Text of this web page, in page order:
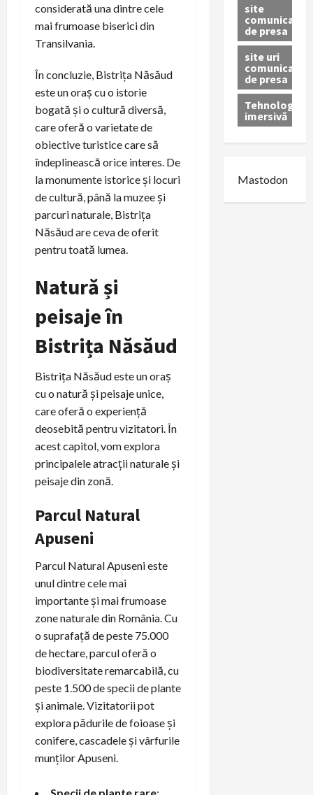
considerată una dintre cele
mai frumoase biserici din
Transilvania.
În concluzie, Bistrița Năsăud
este un oraș cu o istorie
bogată și o cultură diversă,
care oferă o varietate de
obiective turistice care să
îndeplinească orice interes. De
la monumente istorice și locuri
de cultură, până la muzee și
parcuri naturale, Bistrița
Năsăud are ceva de oferit
pentru toată lumea.
Natură și
peisaje în
Bistrița Năsăud
Bistrița Năsăud este un oraș
cu o natură și peisaje unice,
care oferă o experiență
deosebită pentru vizitatori. În
acest capitol, vom explora
principalele atracții naturale și
peisaje din zonă.
Parcul Natural
Apuseni
Parcul Natural Apuseni este
unul dintre cele mai
importante și mai frumoase
zone naturale din România. Cu
o suprafață de peste 75.000
de hectare, parcul oferă o
biodiversitate remarcabilă, cu
peste 1.500 de specii de plante
și animale. Vizitatorii pot
explora pădurile de foioase și
conifere, cascadele și vârfurile
munților Apuseni.
Specii de plante rare:
site
comunicate
de presa
site uri
comunicate
de presa
Tehnologie
imersivă
Mastodon